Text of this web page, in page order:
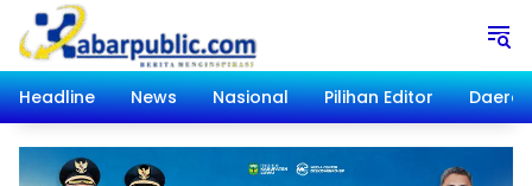
Langsung
konten
Headline
News Nasional Pilihan Editor Daerah